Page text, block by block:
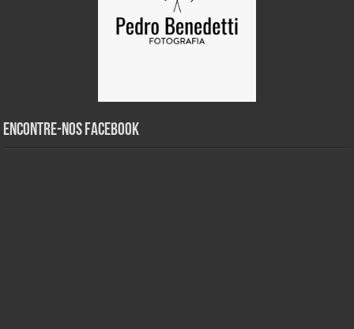
Encontre-nos Facebook